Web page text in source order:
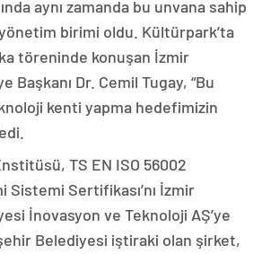
aynı zamanda bu unvana sahip
birimi oldu. Kültürpark’ta
töreninde konuşan İzmir
Başkanı Dr. Cemil Tugay, “Bu
kenti yapma hedefimizin
TS EN ISO 56002
Sistemi Sertifikası’nı İzmir
İnovasyon ve Teknoloji AŞ’ye
Belediyesi iştiraki olan şirket,